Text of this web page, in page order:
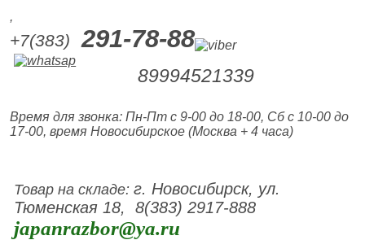
,
+7(383) 291-78-88
89994521339
Время для звонка: Пн-Пт с 9-00 до 18-00, Сб с 10-00 до
17-00, время Новосибирское (Москва + 4 часа)
Товар на складе:г. Новосибирск, ул.
Тюменская 18, 8(383) 2917-888
japanrazbor@ya.ru